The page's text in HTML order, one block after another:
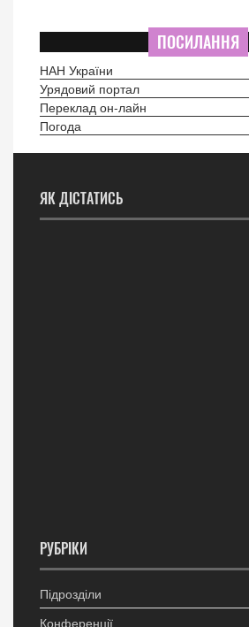
ПОСИЛАННЯ
НАН України
Урядовий портал
Переклад он-лайн
Погода
ЯК ДІСТАТИСЬ
РУБРІКИ
Підрозділи
Конференції